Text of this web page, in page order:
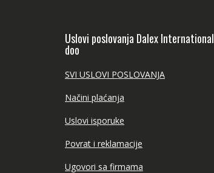
Uslovi poslovanja Dalex International
doo
SVI USLOVI POSLOVANJA
Načini plaćanja
Uslovi isporuke
Povrat i reklamacije
Ugovori sa firmama